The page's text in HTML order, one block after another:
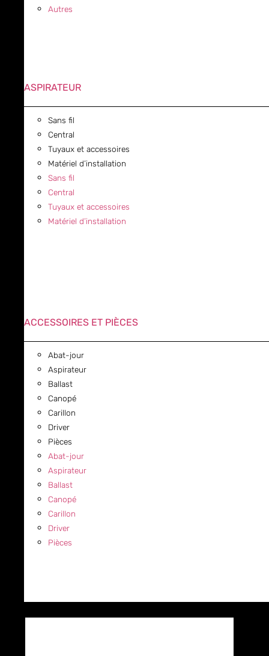
Autres
ASPIRATEUR
Sans fil
Central
Tuyaux et accessoires
Matériel d’installation
Sans fil
Central
Tuyaux et accessoires
Matériel d’installation
ACCESSOIRES ET PIÈCES
Abat-jour
Aspirateur
Ballast
Canopé
Carillon
Driver
Pièces
Abat-jour
Aspirateur
Ballast
Canopé
Carillon
Driver
Pièces